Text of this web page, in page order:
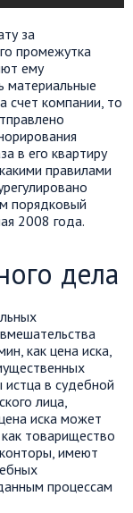
за
промежутка
ему
материальные
счет компании, то
в его квартиру
правилами
порядковый
2008 года.
дела
как цена иска,
в судебной
лица,
иска может
товарищество
имеют
процессам